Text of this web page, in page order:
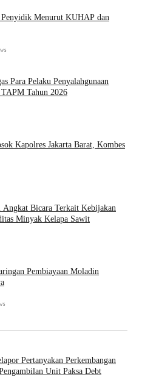
Penyidik Menurut KUHAP dan
Para Pelaku Penyalahgunaan
TAPM Tahun 2026
Kapolres Jakarta Barat, Kombes
Bicara Terkait Kebijakan
Minyak Kelapa Sawit
Pembiayaan Moladin
Pertanyakan Perkembangan
Unit Paksa Debt